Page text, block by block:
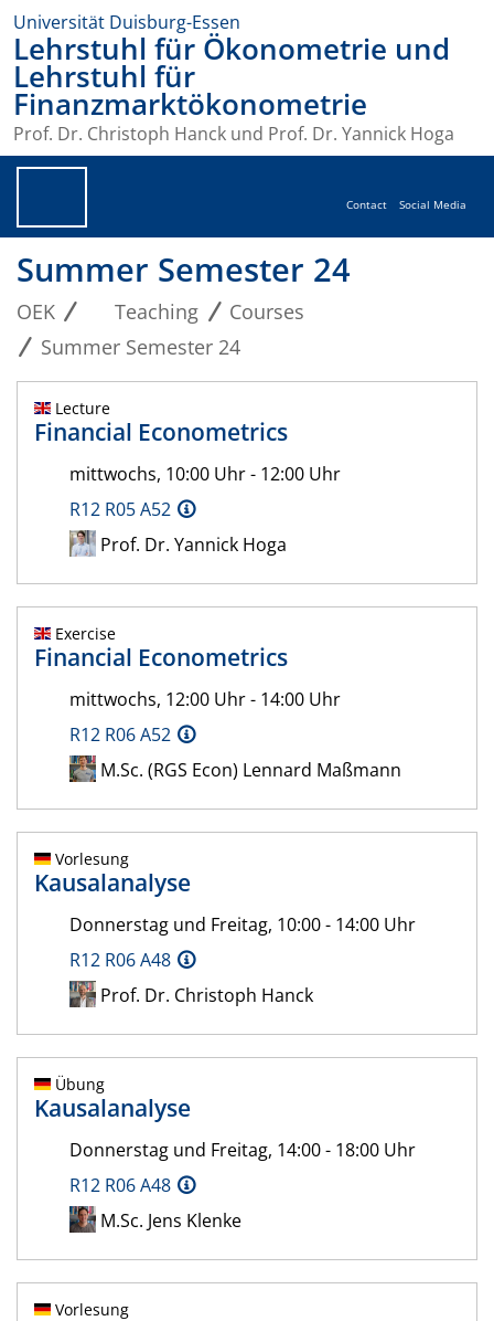
Universität Duisburg-Essen
Lehrstuhl für Ökonometrie und
Lehrstuhl für
Finanzmarktökonometrie
Prof. Dr. Christoph Hanck und Prof. Dr. Yannick Hoga
Contact Social Media
Summer Semester 24
OEK Teaching
Courses
Summer Semester 24
Lecture
Financial Econometrics
mittwochs, 10:00 Uhr - 12:00 Uhr
R12 R05 A52
Prof. Dr. Yannick Hoga
Exercise
Financial Econometrics
mittwochs, 12:00 Uhr - 14:00 Uhr
R12 R06 A52
M.Sc. (RGS Econ) Lennard Maßmann
Vorlesung
Kausalanalyse
Donnerstag und Freitag, 10:00 - 14:00 Uhr
R12 R06 A48
Prof. Dr. Christoph Hanck
Übung
Kausalanalyse
Donnerstag und Freitag, 14:00 - 18:00 Uhr
R12 R06 A48
M.Sc. Jens Klenke
Vorlesung